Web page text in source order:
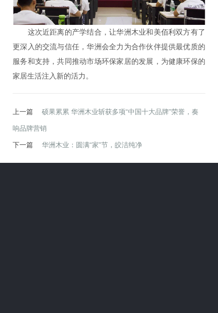
这次近距离的产学结合，让华洲木业和美佰利双方有了
更深入的交流与信任，华洲会全力为合作伙伴提供最优质的
服务和支持，共同推动市场环保家居的发展，为健康环保的
家居生活注入新的活力。
上一篇 硕果累累 华洲木业斩获多项“中国十大品牌”荣誉，奏
响品牌营销
下一篇 华洲木业：圆满“家”节，皎洁纯净